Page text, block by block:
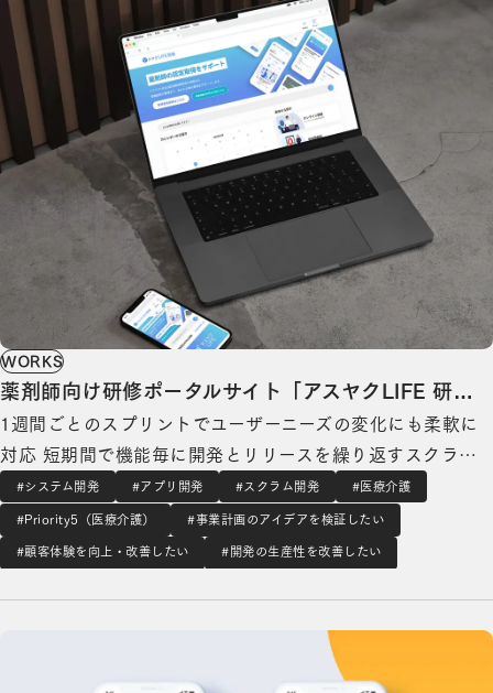
WORKS
薬剤師向け研修ポータルサイト「アスヤクLIFE 研
修」の開発
1週間ごとのスプリントでユーザーニーズの変化にも柔軟に
対応 短期間で機能毎に開発とリリースを繰り返すスクラム
開発によって、スピーディかつ柔軟にプロジェクトを進めま
した。プロジェクト開始後、新型コロナウイルスの流行によ
りオンライン研修機能のニーズが急激に高まった際も、関連
#システム開発 #アプリ開発 #スクラム開発 #医療介護
#Priority5（医療介護） #事業計画のアイデアを検証したい
#顧客体験を向上・改善したい #開発の生産性を改善したい